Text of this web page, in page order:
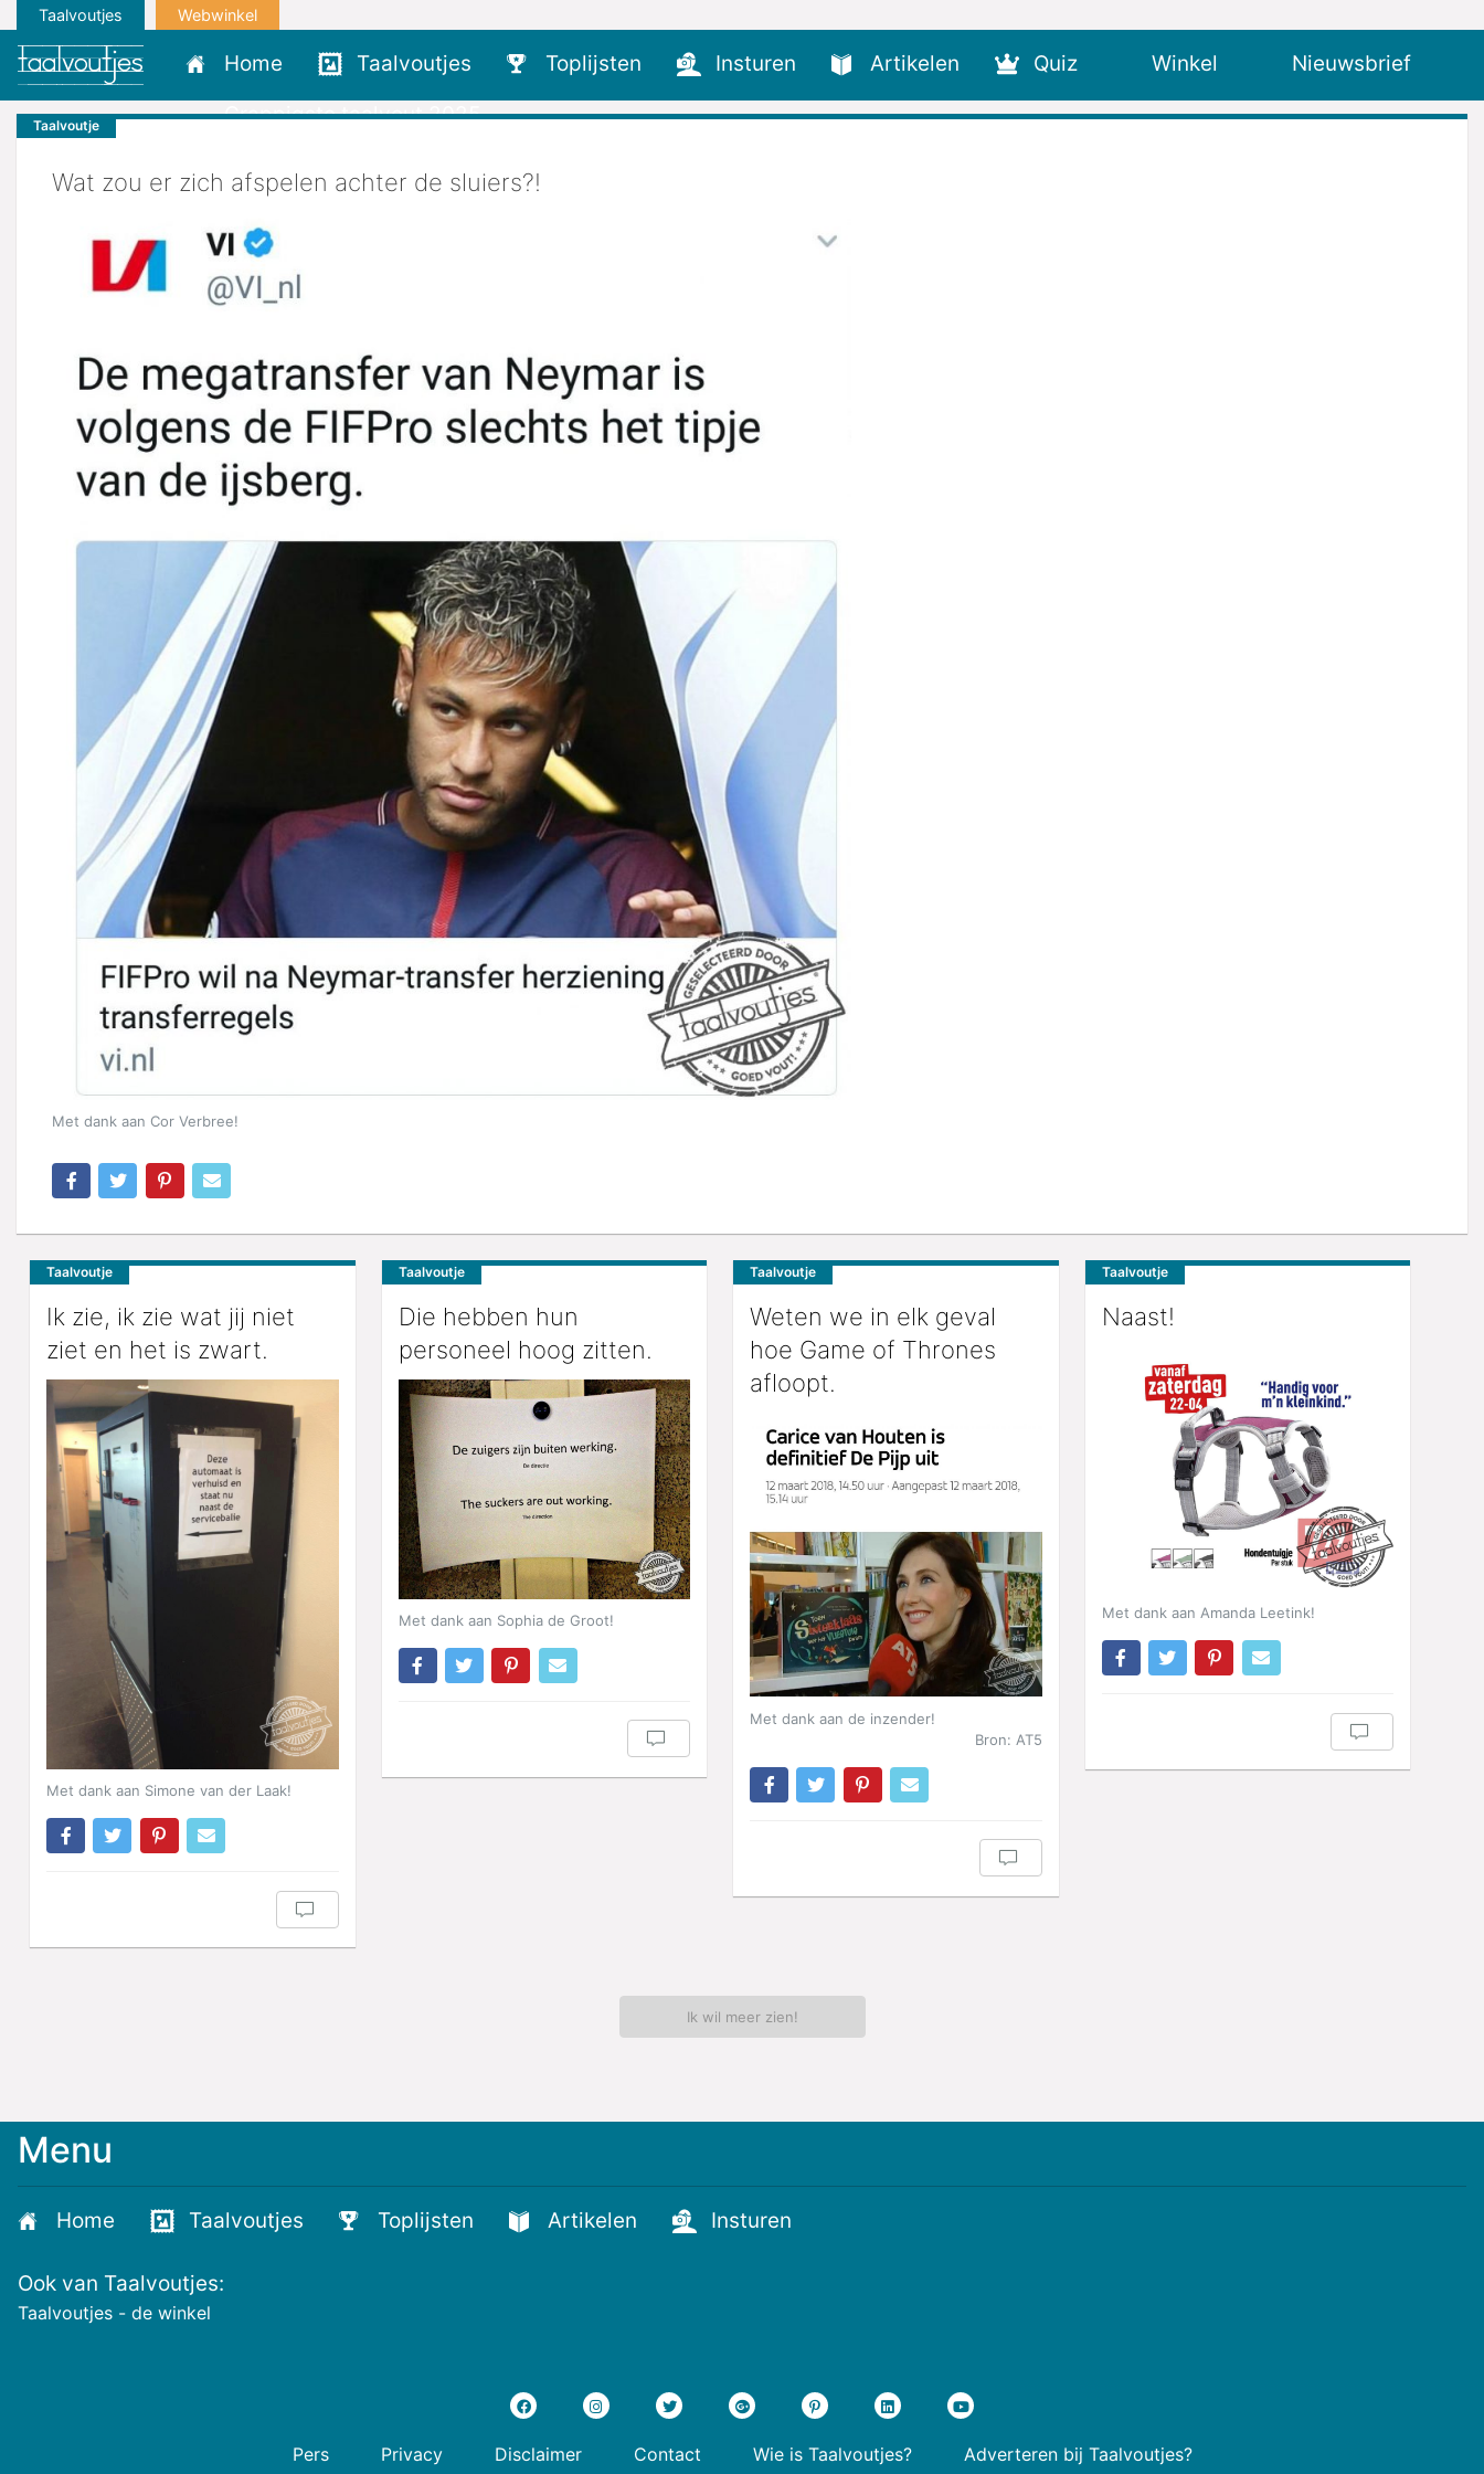
Taalvoutjes Webwinkel
Home Taalvoutjes Toplijsten Insturen Artikelen Quiz Winkel
Nieuwsbrief
Grappigste taalvout 2025
Taalvoutje
Wat zou er zich afspelen achter de sluiers?!
Met dank aan Cor Verbree!
Taalvoutje
Ik zie, ik zie wat jij niet
ziet en het is zwart.
Met dank aan Simone van der Laak!
Taalvoutje
Die hebben hun
personeel hoog zitten.
Met dank aan Sophia de Groot!
Taalvoutje
Weten we in elk geval
hoe Game of Thrones
afloopt.
Met dank aan de inzender!
Bron: AT5
Taalvoutje
Naast!
Met dank aan Amanda Leetink!
Ik wil meer zien!
Meld
voor
nieuwste
voutjes
Menu
Home Taalvoutjes Toplijsten Artikelen Insturen
Ook van Taalvoutjes:
Taalvoutjes - de winkel
Pers Privacy Disclaimer Contact Wie is Taalvoutjes? Adverteren bij Taalvoutjes?